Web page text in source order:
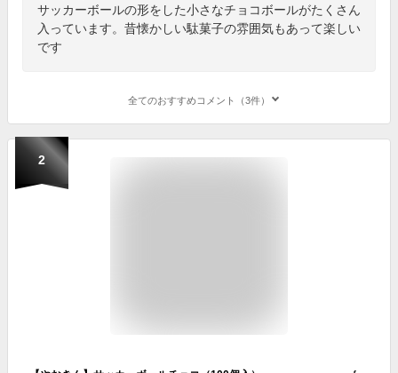
サッカーボールの形をした小さなチョコボールがたくさん
入っています。昔懐かしい駄菓子の雰囲気もあって楽しい
です
全てのおすすめコメント（3件）
2